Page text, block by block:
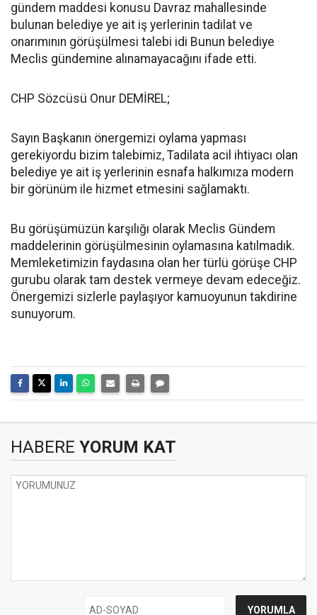
gündem maddesi konusu Davraz mahallesinde
bulunan belediye ye ait iş yerlerinin tadilat ve
onarımının görüşülmesi talebi idi Bunun belediye
Meclis gündemine alınamayacağını ifade etti.
CHP Sözcüsü Onur DEMİREL;
Sayın Başkanın önergemizi oylama yapması
gerekiyordu bizim talebimiz, Tadilata acil ihtiyacı olan
belediye ye ait iş yerlerinin esnafa halkımıza modern
bir görünüm ile hizmet etmesini sağlamaktı.
Bu görüşümüzün karşılığı olarak Meclis Gündem
maddelerinin görüşülmesinin oylamasına katılmadık.
Memleketimizin faydasına olan her türlü görüşe CHP
gurubu olarak tam destek vermeye devam edeceğiz.
Önergemizi sizlerle paylaşıyor kamuoyunun takdirine
sunuyorum.
HABERE YORUM KAT